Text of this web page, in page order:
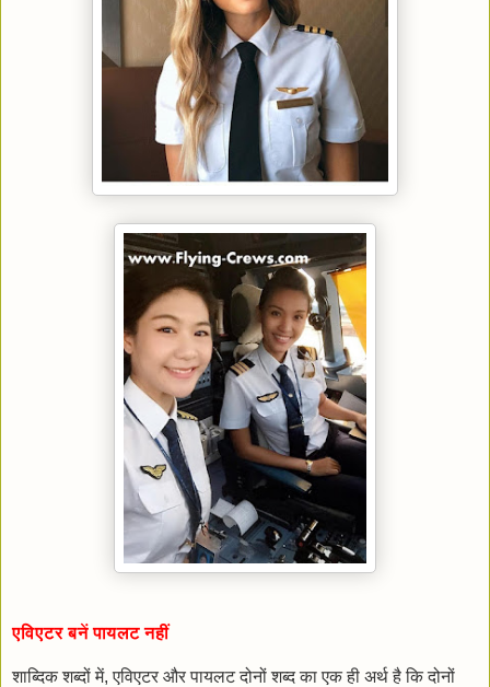
एविएटर बनें पायलट नहीं
शाब्दिक शब्दों में, एविएटर और पायलट दोनों शब्द का एक ही अर्थ है कि दोनों